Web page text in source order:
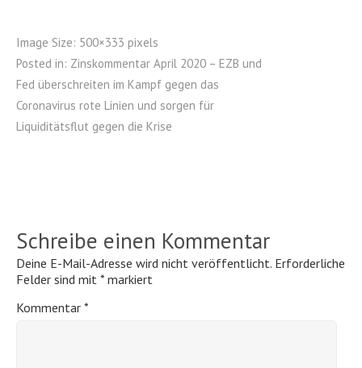
Image Size: 500×333 pixels
Posted in: Zinskommentar April 2020 – EZB und
Fed überschreiten im Kampf gegen das
Coronavirus rote Linien und sorgen für
Liquiditätsflut gegen die Krise
Schreibe einen Kommentar
Deine E-Mail-Adresse wird nicht veröffentlicht. Erforderliche
Felder sind mit * markiert
Kommentar *